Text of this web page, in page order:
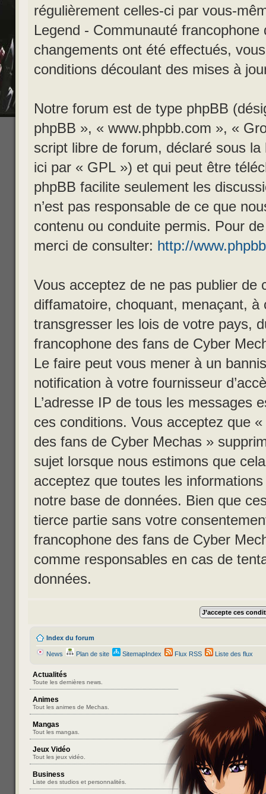
régulièrement celles-ci par vous-
Legend - Communauté
changements ont été effectués,
conditions découlant des mises à
Notre forum est de type phpBB
phpBB », « www.phpbb.com », «
script libre de forum, déclaré sous
ici par « GPL ») et qui peut être
phpBB facilite seulement les
n’est pas responsable de ce que
contenu ou conduite permis. Pour
merci de consulter: http://
Vous acceptez de ne pas publier de
diffamatoire, choquant, menaçant,
transgresser les lois de votre pays,
francophone des fans de Cyber
Le faire peut vous mener à un
notification à votre fournisseur
L’adresse IP de tous les messages
ces conditions. Vous acceptez que
des fans de Cyber Mechas »
sujet lorsque nous estimons que
acceptez que toutes les
notre base de données. Bien que
tierce partie sans votre
francophone des fans de Cyber
comme responsables en cas de
données.
Index du forum
News Plan de site SitemapIndex Flux RSS Liste des flux
Actualités
Toute les dernières news.
Animes
Tout les animes de Mechas.
Mangas
Tout les mangas.
Jeux Vidéo
Tout les jeux vidéo.
Business
Liste des studios et personnalités.